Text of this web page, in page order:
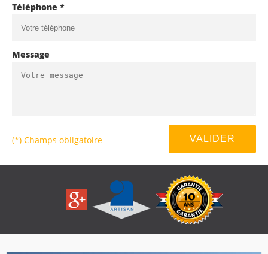
Téléphone *
Message
(*) Champs obligatoire